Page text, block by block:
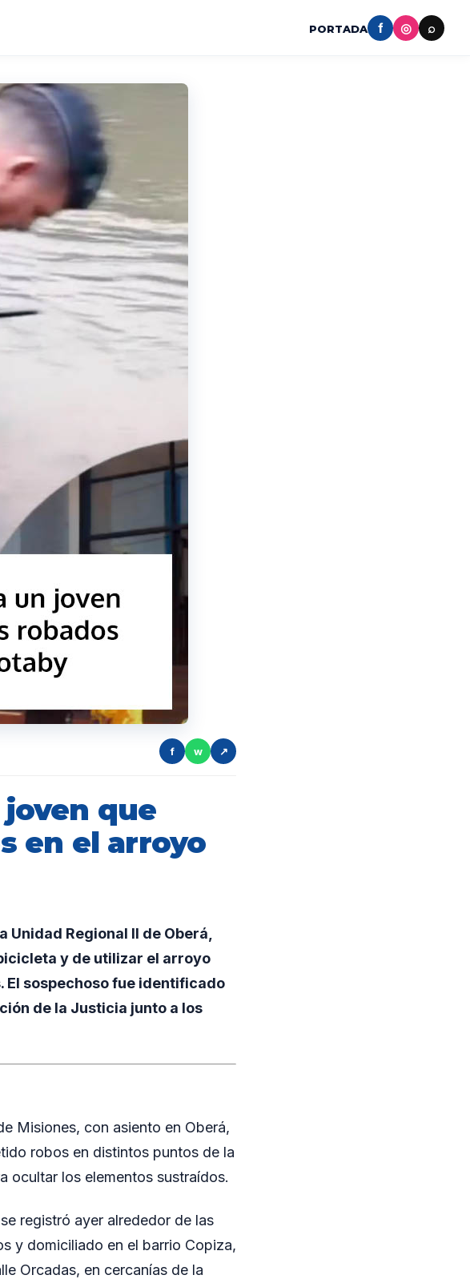
PORTADA f ◎ ⌕
f w ↗
joven que
en el arroyo
Unidad Regional II de Oberá,
y de utilizar el arroyo
sospechoso fue identificado
de la Justicia junto a los
Misiones, con asiento en Oberá,
robos en distintos puntos de la
ocultar los elementos sustraídos.
registró ayer alrededor de las
y domiciliado en el barrio Copiza,
Orcadas, en cercanías de la